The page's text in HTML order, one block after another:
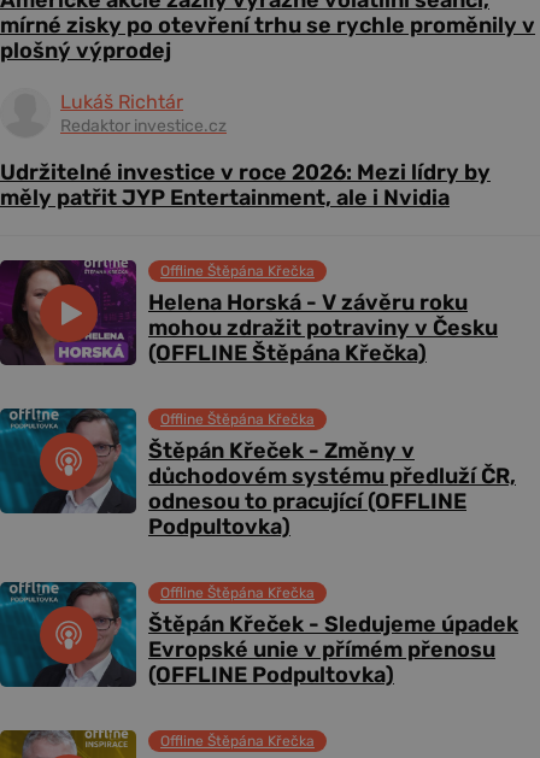
Helena Horská - V závěru roku
mohou zdražit potraviny v Česku
(OFFLINE Štěpána Křečka)
Offline Štěpána Křečka
Štěpán Křeček - Změny v
důchodovém systému předluží ČR,
odnesou to pracující (OFFLINE
Podpultovka)
Offline Štěpána Křečka
Štěpán Křeček - Sledujeme úpadek
Evropské unie v přímém přenosu
(OFFLINE Podpultovka)
Offline Štěpána Křečka
Offline Štěpána Křečka
mírné zisky po otevření trhu se rychle proměnily v
plošný výprodej
Lukáš Richtár
Redaktor investice.cz
Udržitelné investice v roce 2026: Mezi lídry by
měly patřit JYP Entertainment, ale i Nvidia